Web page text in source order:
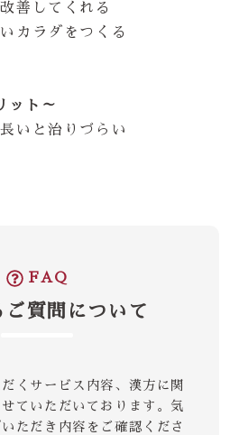
善してくれる
カラダをつくる
ット～
いと治りづらい
FAQ
ご質問について
くサービス内容、漢方に関
ていただいております。気
ただき内容をご確認くださ